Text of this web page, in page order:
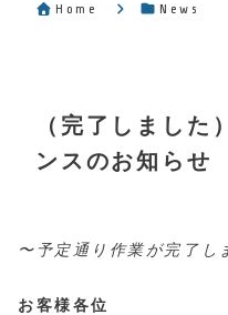
Home News
（完了しました
ンスのお知らせ
〜予定通り作業が完了し
お客様各位